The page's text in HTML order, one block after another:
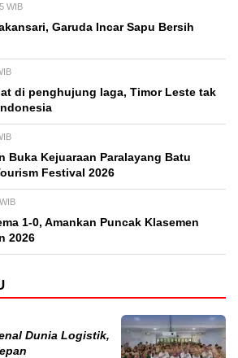
WIB
Garuda Incar Sapu Bersih
di penghujung laga, Timor Leste tak
Buka Kejuaraan Paralayang Batu
Festival 2026
1-0, Amankan Puncak Klasemen
2026
Dunia Logistik,